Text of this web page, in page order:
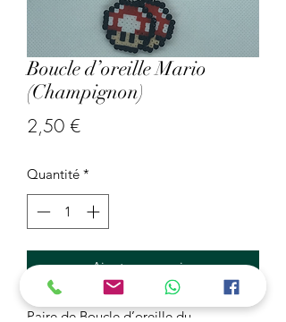
Boucle d’oreille Mario
(Champignon)
2,50 €Prix
Quantité *
Ajouter au panier
Paire de Boucle d’oreille du